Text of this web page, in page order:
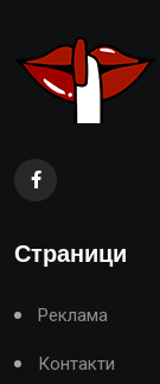
Страници
Реклама
Контакти